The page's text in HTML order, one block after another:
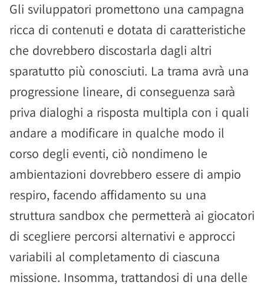
Gli sviluppatori promettono una campagna
ricca di contenuti e dotata di caratteristiche
che dovrebbero discostarla dagli altri
sparatutto più conosciuti. La trama avrà una
progressione lineare, di conseguenza sarà
priva dialoghi a risposta multipla con i quali
andare a modificare in qualche modo il
corso degli eventi, ciò nondimeno le
ambientazioni dovrebbero essere di ampio
respiro, facendo affidamento su una
struttura sandbox che permetterà ai giocatori
di scegliere percorsi alternativi e approcci
variabili al completamento di ciascuna
missione. Insomma, trattandosi di una delle